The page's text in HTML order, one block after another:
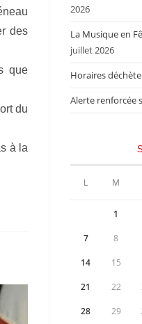
des
que
du
à la
2026
La Musique en
juillet 2026
Horaires
Alerte renforcée
L M
1
7 8
14 15
21 22
28 29